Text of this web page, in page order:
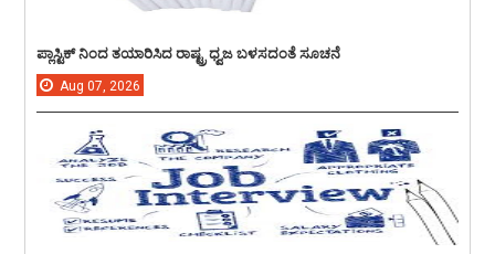
ಪ್ಲಾಸ್ಟಿಕ್ ನಿಂದ ತಯಾರಿಸಿದ ರಾಷ್ಟ್ರ ಧ್ವಜ ಬಳಸದಂತೆ ಸೂಚನೆ
Aug 07, 2026